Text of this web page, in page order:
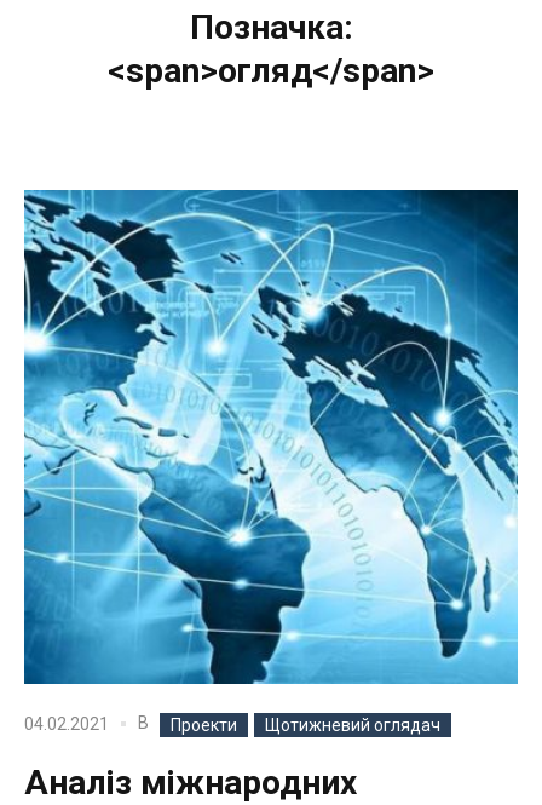
Позначка:
<span>огляд</span>
04.02.2021 В Проекти Щотижневий оглядач
Аналіз міжнародних